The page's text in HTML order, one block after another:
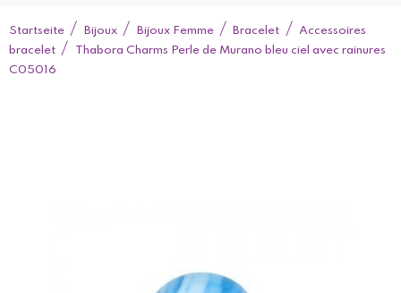
Startseite Bijoux Bijoux Femme Bracelet
Accessoires
bracelet
Thabora Charms Perle de Murano bleu ciel avec rainures
C05016